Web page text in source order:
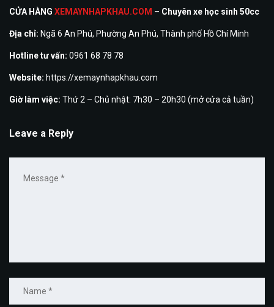
CỬA HÀNG XEMAYNHAPKHAU.COM – Chuyên xe học sinh 50cc
Địa chỉ: Ngã 6 An Phú, Phường An Phú, Thành phố Hồ Chí Minh
Hotline tư vấn: 0961 68 78 78
Website: https://xemaynhapkhau.com
Giờ làm việc: Thứ 2 – Chủ nhật: 7h30 – 20h30 (mở cửa cả tuần)
Leave a Reply